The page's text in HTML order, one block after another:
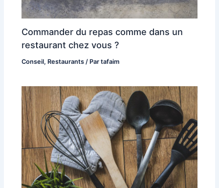
Commander du repas comme dans un
restaurant chez vous ?
Conseil, Restaurants / Partafaim